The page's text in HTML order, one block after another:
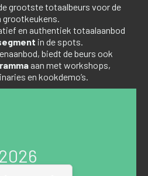
grootste totaalbeurs voor de
en authentiek totaalaanbod
in de spots.
biedt de beurs ook
aan met workshops,
en kookdemo’s.